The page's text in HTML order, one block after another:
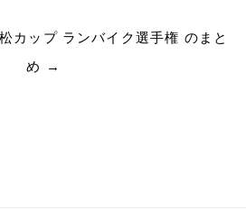
カップ ランバイク選手権 のまと
め →